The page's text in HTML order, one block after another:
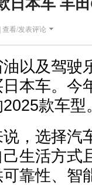
日本车 丰
查看/发表评论
及驾驶
本车。今
款车型
选择汽
生活方式
靠性、智